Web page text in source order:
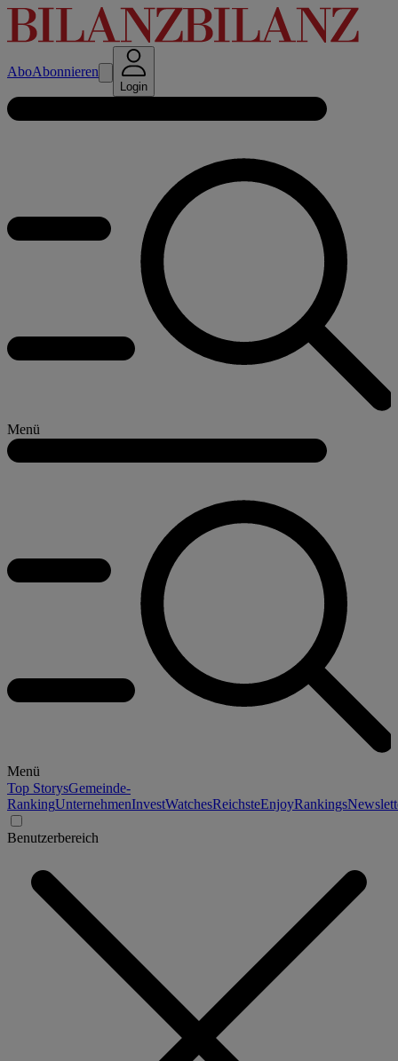
AboAbonnieren
Login
Menü
Menü
Top StorysGemeinde-
RankingUnternehmenInvestWatchesReichsteEnjoyRankings
Benutzerbereich